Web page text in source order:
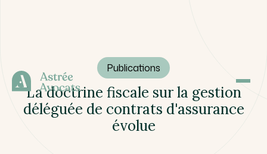
Publications
La doctrine fiscale sur la gestion
déléguée de contrats d'assurance
évolue